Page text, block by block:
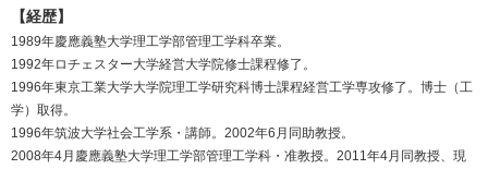
【経歴】
1989年慶應義塾大学理工学部管理工学科卒業。
1992年ロチェスター大学経営大学院修士課程修了。
1996年東京工業大学大学院理工学研究科博士課程経営工学専攻修了。博士（工
学）取得。
1996年筑波大学社会工学系・講師。2002年6月同助教授。
2008年4月慶應義塾大学理工学部管理工学科・准教授。2011年4月同教授、現